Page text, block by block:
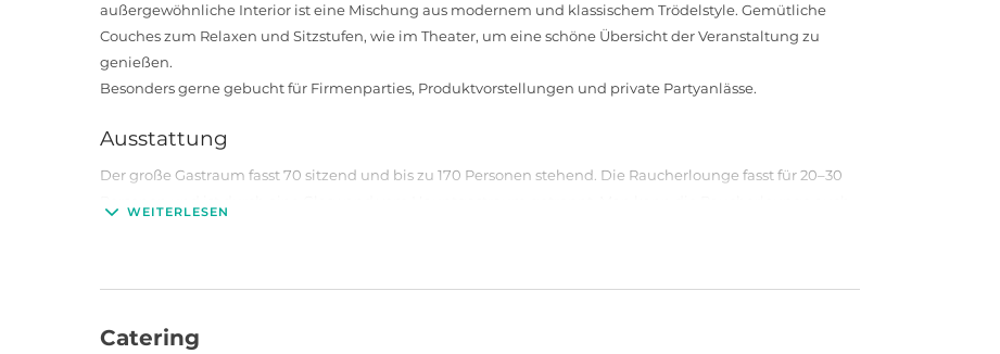
außergewöhnliche Interior ist eine Mischung aus modernem und klassischem Trödelstyle. Gemütliche
Couches zum Relaxen und Sitzstufen, wie im Theater, um eine schöne Übersicht der Veranstaltung zu
genießen.
Besonders gerne gebucht für Firmenparties, Produktvorstellungen und private Partyanlässe.
Ausstattung
Der große Gastraum fasst 70 sitzend und bis zu 170 Personen stehend. Die Raucherlounge fasst für 20–30
Anfahrt und Service
WEITERLESEN
Catering